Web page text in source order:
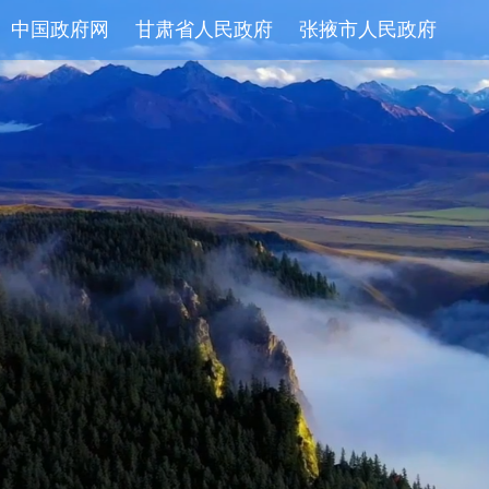
中国政府网 甘肃省人民政府 张掖市人民政府